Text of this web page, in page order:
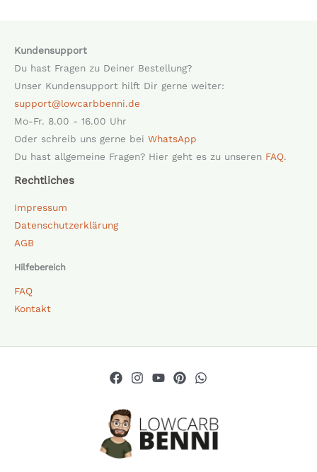
Kundensupport
Du hast Fragen zu Deiner Bestellung?
Unser Kundensupport hilft Dir gerne weiter:
support@lowcarbbenni.de
Mo-Fr. 8.00 - 16.00 Uhr
Oder schreib uns gerne bei WhatsApp
Du hast allgemeine Fragen? Hier geht es zu unseren FAQ.
Rechtliches
Impressum
Datenschutzerklärung
AGB
Hilfebereich
FAQ
Kontakt